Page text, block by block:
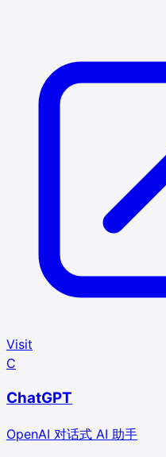
Visit
C
ChatGPT
OpenAI 对话式 AI 助手